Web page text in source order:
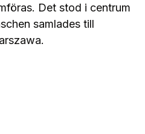
Det stod i centrum
samlades till